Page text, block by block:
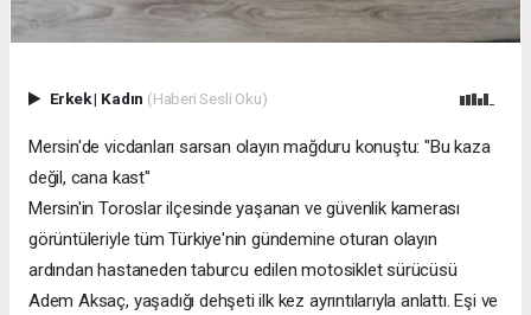
Erkek| Kadın (Haberi Sesli Oku)
Mersin'de vicdanları sarsan olayın mağduru konuştu: "Bu kaza
değil, cana kast"
Mersin'in Toroslar ilçesinde yaşanan ve güvenlik kamerası
görüntüleriyle tüm Türkiye'nin gündemine oturan olayın
ardından hastaneden taburcu edilen motosiklet sürücüsü
Adem Aksaç, yaşadığı dehşeti ilk kez ayrıntılarıyla anlattı. Eşi ve